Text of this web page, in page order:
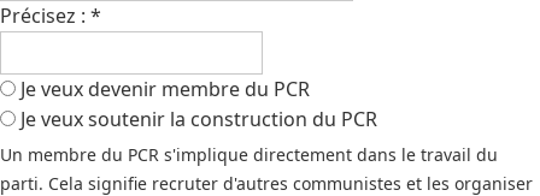
Précisez : *
Je veux devenir membre du PCR
Je veux soutenir la construction du PCR
Un membre du PCR s'implique directement dans le travail du
parti. Cela signifie recruter d'autres communistes et les organiser